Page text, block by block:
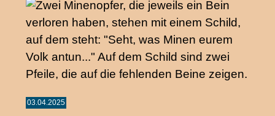
03.04.2025